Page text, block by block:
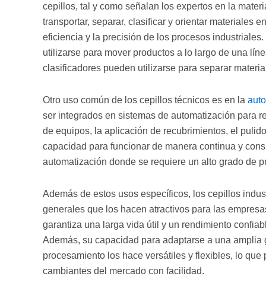
cepillos, tal y como señalan los expertos en la
transportar, separar, clasificar y orientar materiales
eficiencia y la precisión de los procesos
utilizarse para mover productos a lo largo de una
clasificadores pueden utilizarse para separar
Otro uso común de los cepillos técnicos es en la
ser integrados en sistemas de automatización para
de equipos, la aplicación de recubrimientos, el
capacidad para funcionar de manera continua y
automatización donde se requiere un alto grado de
Además de estos usos específicos, los cepillos
generales que los hacen atractivos para las
garantiza una larga vida útil y un rendimiento
Además, su capacidad para adaptarse a una
procesamiento los hace versátiles y flexibles, lo
cambiantes del mercado con facilidad.